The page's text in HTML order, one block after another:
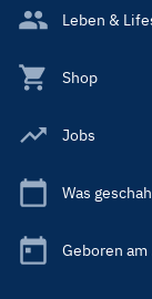
Leben &
Shop
Jobs
Was
Geboren am